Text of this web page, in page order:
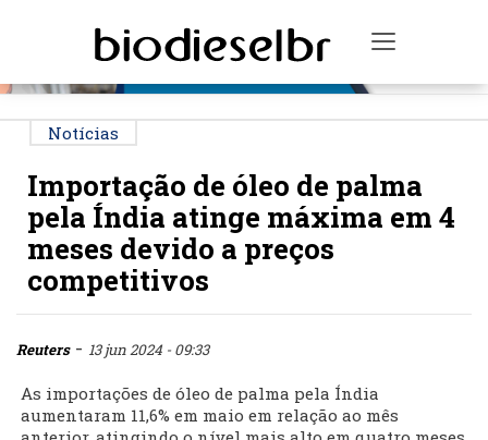
Toggle
Notícias
Importação de óleo de palma
pela Índia atinge máxima em 4
meses devido a preços
competitivos
Reuters- 13 jun 2024 - 09:33
As importações de óleo de palma pela Índia
aumentaram 11,6% em maio em relação ao mês